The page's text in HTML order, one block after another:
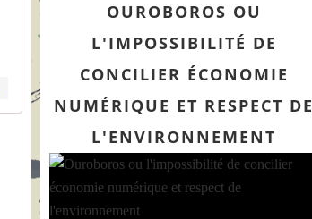
m
p
OUROBOROS OU
L'IMPOSSIBILITÉ DE
CONCILIER ÉCONOMIE
NUMÉRIQUE ET RESPECT DE
L'ENVIRONNEMENT